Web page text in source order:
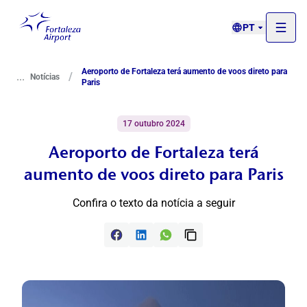
PT
... Notícias /
Aeroporto de Fortaleza terá aumento de voos direto para
Paris
17 outubro 2024
Aeroporto de Fortaleza terá
aumento de voos direto para Paris
Confira o texto da notícia a seguir